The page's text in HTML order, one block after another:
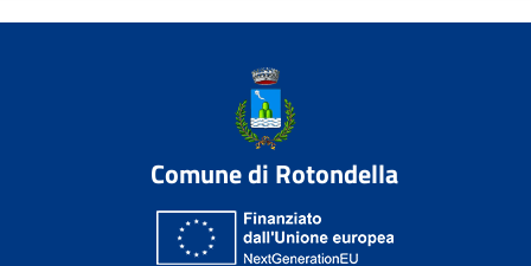
Comune di Rotondella